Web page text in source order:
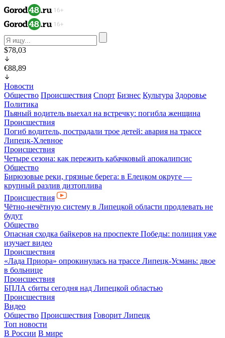
$78,03
€88,89
Новости
Общество Происшествия Спорт Бизнес Культура Здоровье
Политика
Пьяный водитель выехал на встречку: погибла женщина
Происшествия
Погиб водитель, пострадали трое детей: авария на трассе
Липецк-Хлевное
Происшествия
Четыре сезона: как пережить кабачковый апокалипсис
Общество
Бирюзовые реки, грязные берега: в Елецком округе —
крупный разлив дизтоплива
Происшествия
Чётно-нечётную систему в Липецкой области продлевать не
будут
Общество
Опасная сходка байкеров на проспекте Победы: полиция уже
изучает видео
Происшествия
«Лада Приора» опрокинулась на трассе Липецк-Усмань: двое
в больнице
Происшествия
БПЛА сбиты сегодня над Липецкой областью
Происшествия
Видео
Общество Происшествия Говорит Липецк
Топ новости
В России В мире